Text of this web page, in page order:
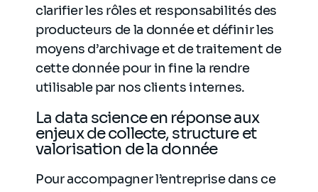
clarifier les rôles et responsabilités des
producteurs de la donnée et définir les
moyens d’archivage et de traitement de
cette donnée pour in fine la rendre
utilisable par nos clients internes.
La data science en réponse aux
enjeux de collecte, structure et
valorisation de la donnée
Pour accompagner l’entreprise dans ce